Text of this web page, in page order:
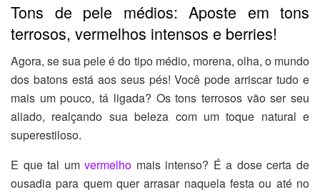
Tons de pele médios: Aposte em tons
terrosos, vermelhos intensos e berries!
Agora, se sua pele é do tipo médio, morena, olha, o mundo
dos batons está aos seus pés! Você pode arriscar tudo e
mais um pouco, tá ligada? Os tons terrosos vão ser seu
aliado, realçando sua beleza com um toque natural e
superestiloso.
E que tal umvermelho mais intenso? É a dose certa de
ousadia para quem quer arrasar naquela festa ou até no